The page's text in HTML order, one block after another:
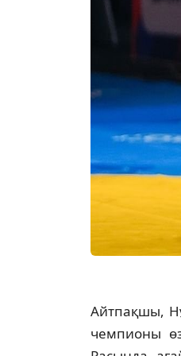
Айтпақшы,
чемпионы